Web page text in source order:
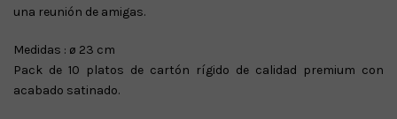
una reunión de amigas.
Medidas : ø 23 cm
Pack de 10 platos de cartón rígido de calidad premium con
acabado satinado.